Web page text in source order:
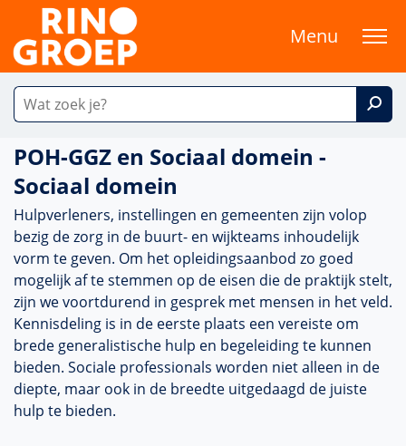
Menu
POH-GGZ en Sociaal domein -
Sociaal domein
Hulpverleners, instel­lingen en gemeenten zijn volop
bezig de zorg in de buurt- en wijkteams inhoudelijk
vorm te geven. Om het opleidingsaanbod zo goed
moge­lijk af te stemmen op de eisen die de prak­tijk stelt,
zijn we voort­durend in gesprek met mensen in het veld.
Kennisdeling is in de eerste plaats een vereiste om
brede genera­lis­tische hulp en bege­lei­ding te kunnen
bieden. Sociale professionals worden niet alleen in de
diepte, maar ook in de breedte uitgedaagd de juiste
hulp te bieden.